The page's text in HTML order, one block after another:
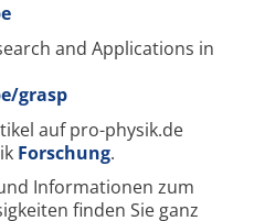
and Applications in
grasp
auf pro-physik.de
Forschung.
Informationen zum
finden Sie ganz